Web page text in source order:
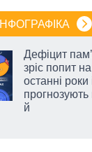
ІНФОГРАФІКА
Дефіцит
зріс попит
останні роки
й